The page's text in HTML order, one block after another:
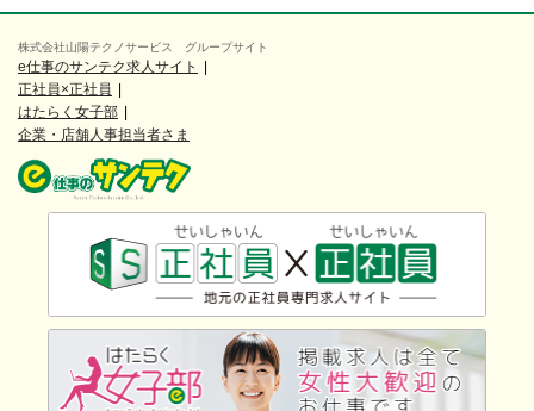
株式会社山陽テクノサービス グループサイト
e仕事のサンテク求人サイト
正社員×正社員
はたらく女子部
企業・店舗人事担当者さま